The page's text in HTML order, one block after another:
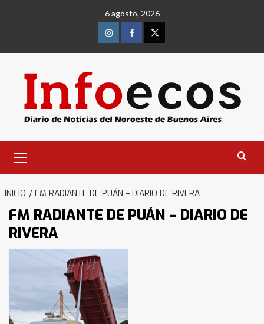
6 agosto, 2026
InstagramFacebookTwitter
primario
INICIO FM RADIANTE DE PUÁN – DIARIO DE RIVERA
FM RADIANTE DE PUÁN – DIARIO DE
RIVERA
3
Identidad de los adolescentes
pampeanos que fueron
protagonistas del fatal accidente
en la mañana del lunes